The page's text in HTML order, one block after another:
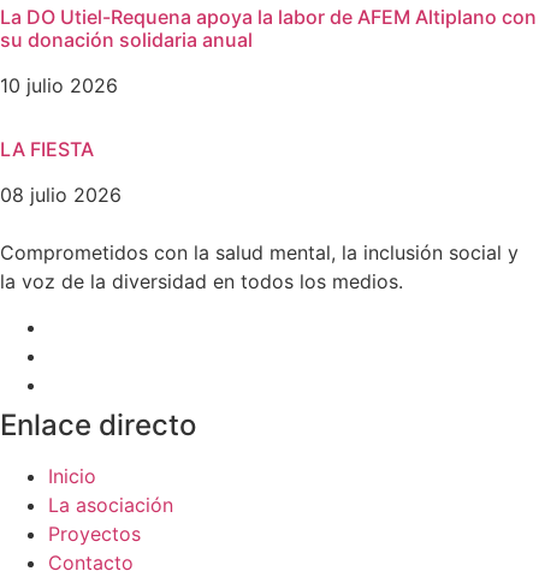
La DO Utiel-Requena apoya la labor de AFEM Altiplano con
su donación solidaria anual
10 julio 2026
LA FIESTA
08 julio 2026
Comprometidos con la salud mental, la inclusión social y
la voz de la diversidad en todos los medios.
Enlace directo
Inicio
La asociación
Proyectos
Contacto